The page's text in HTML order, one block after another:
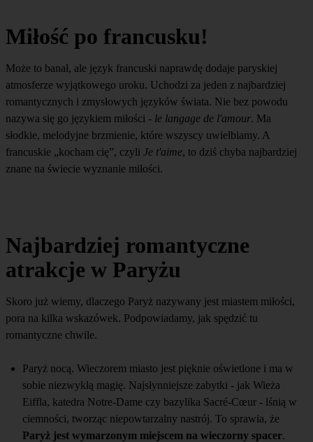
Miłość po francusku!
Może to banał, ale język francuski naprawdę dodaje paryskiej
atmosferze wyjątkowego uroku. Uchodzi za jeden z najbardziej
romantycznych i zmysłowych języków świata. Nie bez powodu
nazywa się go językiem miłości - le langage de l'amour. Ma
słodkie, melodyjne brzmienie, które wszyscy uwielbiamy. A
francuskie „kocham cię”, czyli Je t'aime, to dziś chyba najbardziej
znane na świecie wyznanie miłości.
Najbardziej romantyczne
atrakcje w Paryżu
Skoro już wiemy, dlaczego Paryż nazywany jest miastem miłości,
pora na kilka wskazówek. Podpowiadamy, jak spędzić tu
romantyczne chwile.
Paryż nocą. Wieczorem miasto jest pięknie oświetlone i ma w
sobie niezwykłą magię. Najsłynniejsze zabytki - jak Wieża
Eiffla, katedra Notre-Dame czy bazylika Sacré-Cœur - lśnią w
ciemności, tworząc niepowtarzalny nastrój. To sprawia, że
Paryż jest wymarzonym miejscem na wieczorny spacer.